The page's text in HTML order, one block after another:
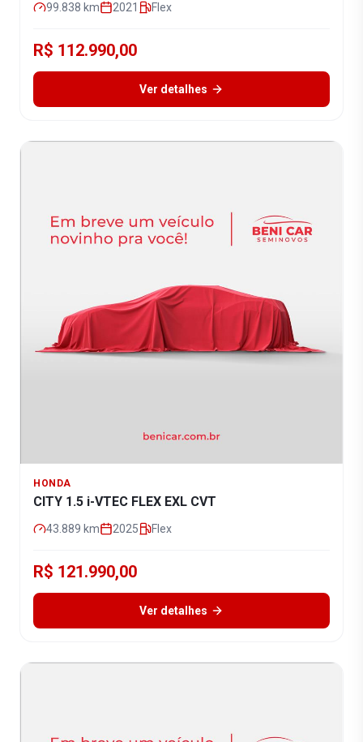
99.838 km 2021 Flex
R$ 112.990,00
Ver detalhes
HONDA
CITY 1.5 i-VTEC FLEX EXL CVT
43.889 km 2025 Flex
R$ 121.990,00
Ver detalhes